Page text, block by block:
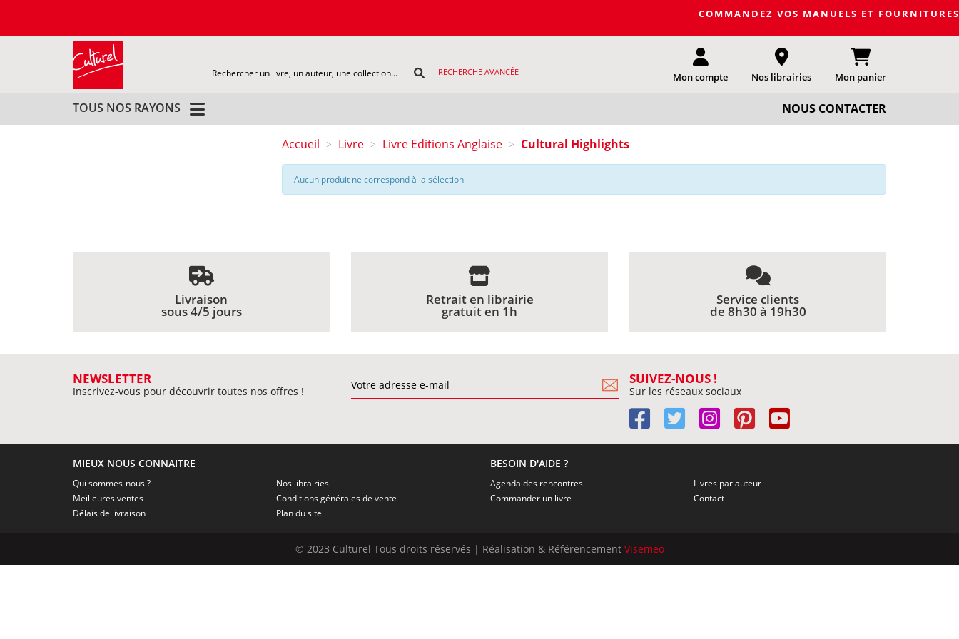
COMMANDEZ VOS MANUELS ET
RECHERCHE AVANCÉE Mon compte Nos librairies Mon panier
TOUS NOS RAYONS NOUS CONTACTER
Accueil > Livre > Livre Editions Anglaise > Cultural Highlights
Aucun produit ne correspond à la sélection
Livraison
sous 4/5 jours
Retrait en librairie
gratuit en 1h
Service clients
de 8h30 à 19h30
NEWSLETTER
Inscrivez-vous pour découvrir toutes nos offres !
SUIVEZ-NOUS !
Sur les réseaux sociaux
MIEUX NOUS CONNAITRE
Qui sommes-nous ?
Meilleures ventes
Délais de livraison
Nos librairies
Conditions générales de vente
Plan du site
BESOIN D'AIDE ?
Agenda des rencontres
Commander un livre
Livres par auteur
Contact
© 2023 Culturel Tous droits réservés | Réalisation & Référencement Visemeo